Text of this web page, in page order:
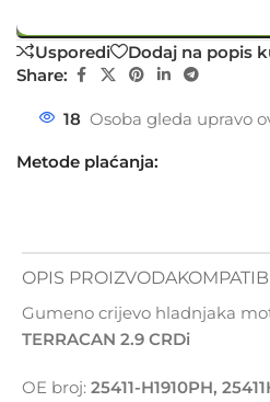
Usporedi
Dodaj na popis
Share:
18 Osoba gleda upravo
Metode plaćanja:
OPIS PROIZVODA
Gumeno crijevo hladnjaka
TERRACAN 2.9 CRDi
OE broj: 25411-H1910PH,